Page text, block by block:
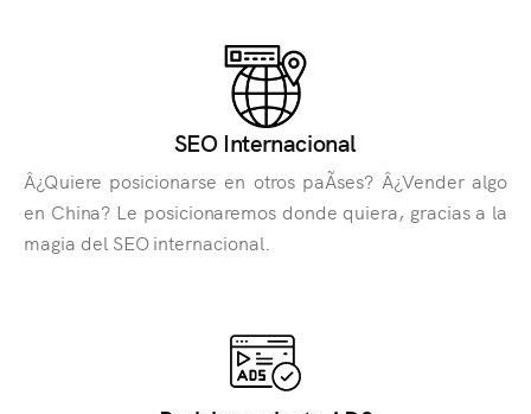
SEO Internacional
Â¿Quiere posicionarse en otros paÃ­ses? Â¿Vender algo
en China? Le posicionaremos donde quiera, gracias a la
magia del SEO internacional.